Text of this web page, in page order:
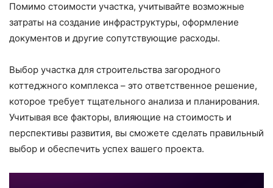
Помимо стоимости участка, учитывайте возможные
затраты на создание инфраструктуры, оформление
документов и другие сопутствующие расходы.
Выбор участка для строительства загородного
коттеджного комплекса – это ответственное решение,
которое требует тщательного анализа и планирования.
Учитывая все факторы, влияющие на стоимость и
перспективы развития, вы сможете сделать правильный
выбор и обеспечить успех вашего проекта.